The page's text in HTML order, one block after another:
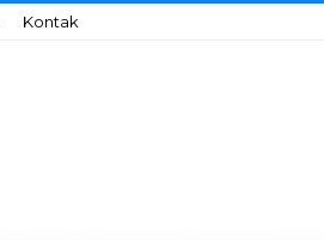
Kontak